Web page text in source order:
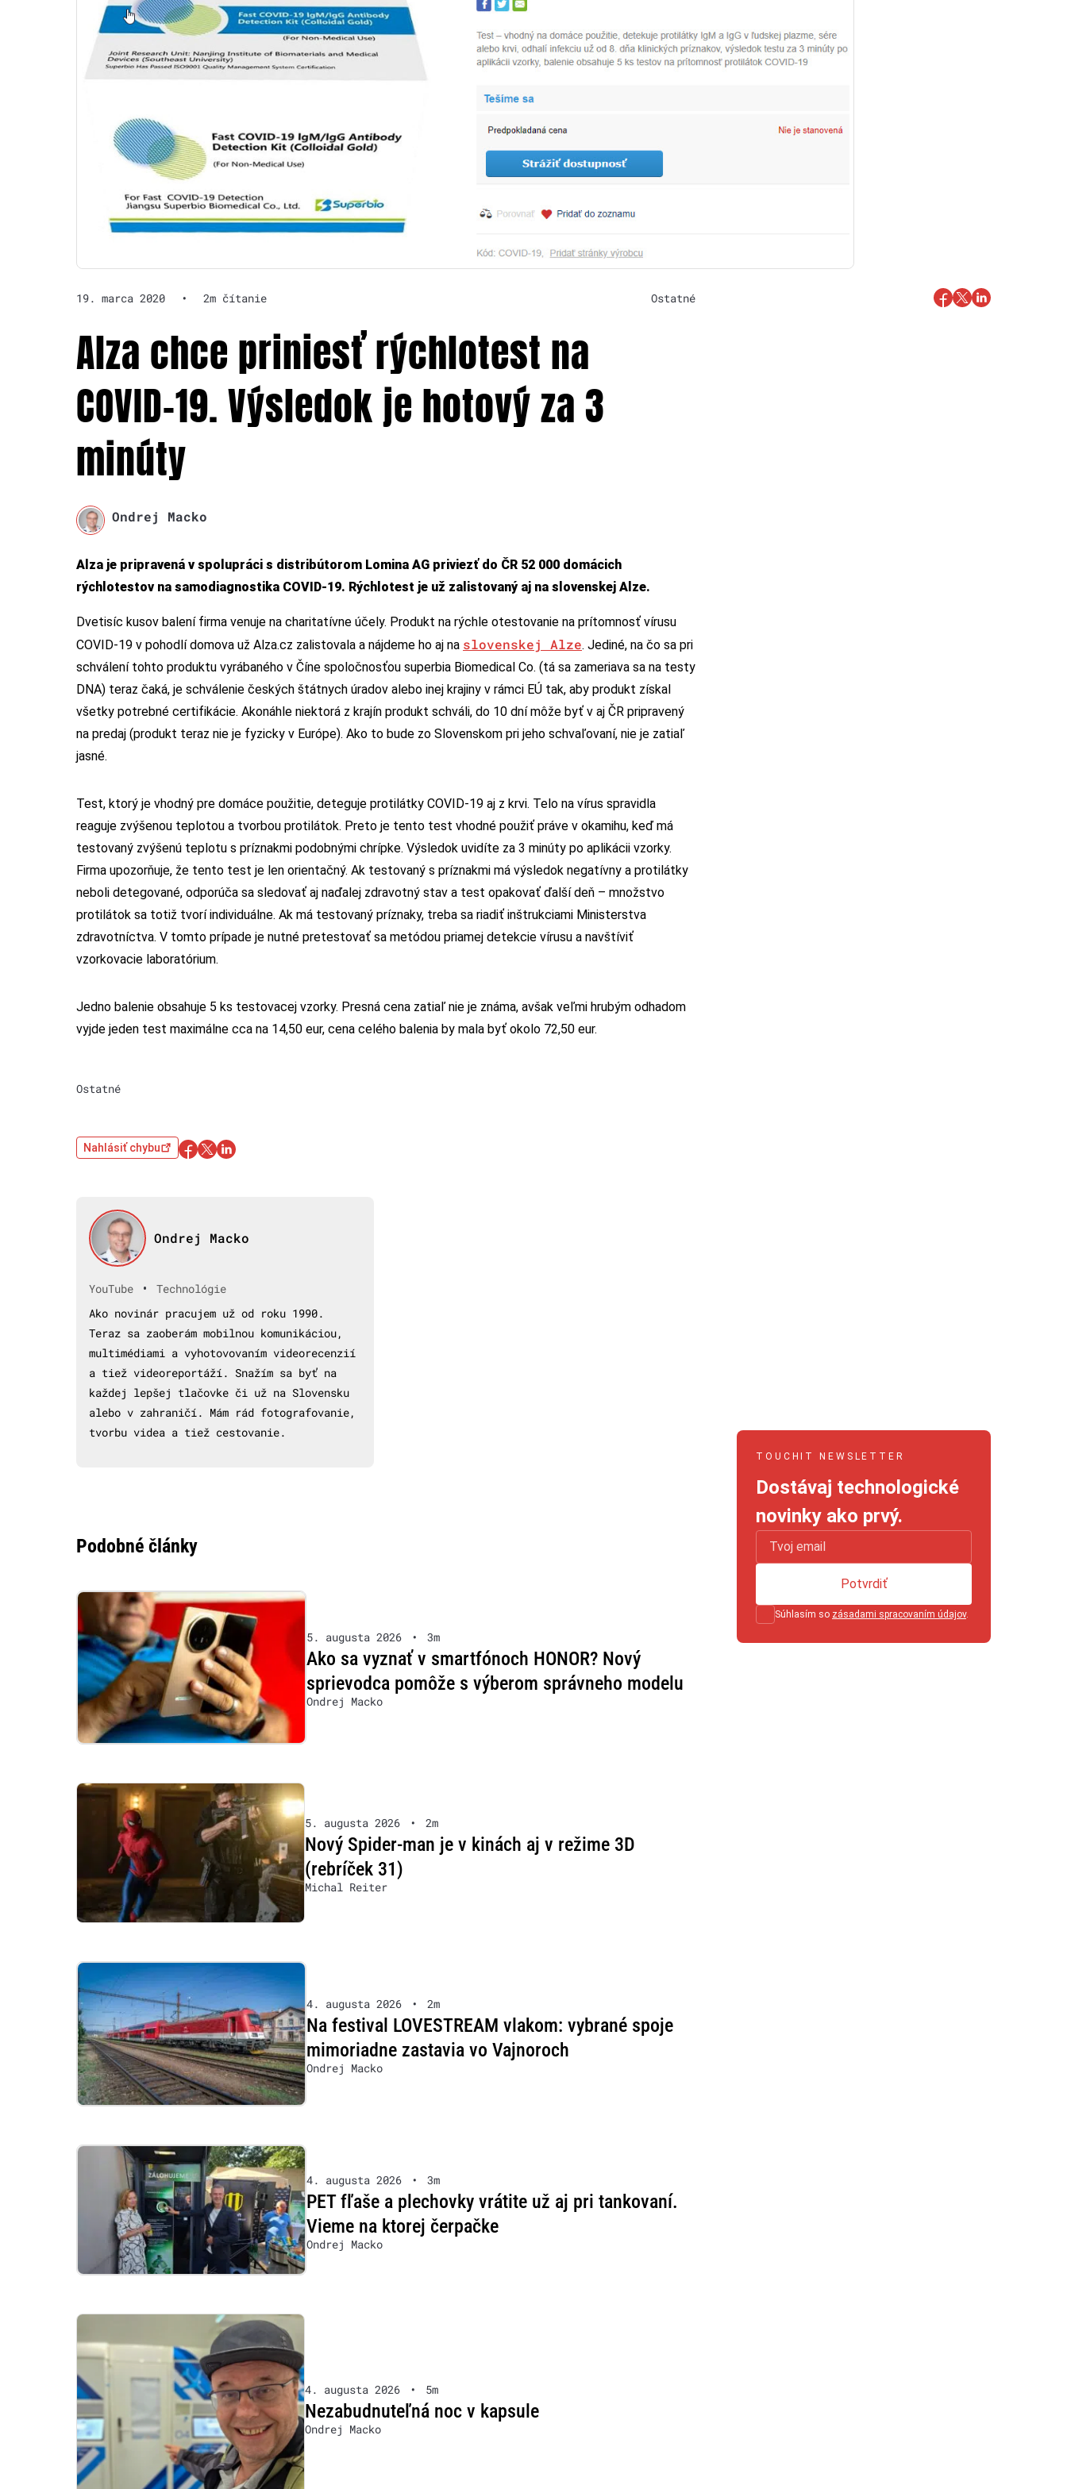
19. marca 2020 • 2m čítanie Ostatné
Alza chce priniesť rýchlotest na
COVID-19. Výsledok je hotový za 3
minúty
Ondrej Macko
Alza je pripravená v spolupráci s distribútorom Lomina AG priviezť do ČR 52 000 domácich
rýchlotestov na samodiagnostika COVID-19. Rýchlotest je už zalistovaný aj na slovenskej Alze.
Dvetisíc kusov balení firma venuje na charitatívne účely. Produkt na rýchle otestovanie na prítomnosť vírusu
COVID-19 v pohodlí domova už Alza.cz zalistovala a nájdeme ho aj na slovenskej Alze. Jediné, na čo sa pri
schválení tohto produktu vyrábaného v Číne spoločnosťou superbia Biomedical Co. (tá sa zameriava sa na testy
DNA) teraz čaká, je schválenie českých štátnych úradov alebo inej krajiny v rámci EÚ tak, aby produkt získal
všetky potrebné certifikácie. Akonáhle niektorá z krajín produkt schváli, do 10 dní môže byť v aj ČR pripravený
na predaj (produkt teraz nie je fyzicky v Európe). Ako to bude zo Slovenskom pri jeho schvaľovaní, nie je zatiaľ
jasné.
Test, ktorý je vhodný pre domáce použitie, deteguje protilátky COVID-19 aj z krvi. Telo na vírus spravidla
reaguje zvýšenou teplotou a tvorbou protilátok. Preto je tento test vhodné použiť práve v okamihu, keď má
testovaný zvýšenú teplotu s príznakmi podobnými chrípke. Výsledok uvidíte za 3 minúty po aplikácii vzorky.
Firma upozorňuje, že tento test je len orientačný. Ak testovaný s príznakmi má výsledok negatívny a protilátky
neboli detegované, odporúča sa sledovať aj naďalej zdravotný stav a test opakovať ďalší deň – množstvo
protilátok sa totiž tvorí individuálne. Ak má testovaný príznaky, treba sa riadiť inštrukciami Ministerstva
zdravotníctva. V tomto prípade je nutné pretestovať sa metódou priamej detekcie vírusu a navštíviť
vzorkovacie laboratórium.
Jedno balenie obsahuje 5 ks testovacej vzorky. Presná cena zatiaľ nie je známa, avšak veľmi hrubým odhadom
vyjde jeden test maximálne cca na 14,50 eur, cena celého balenia by mala byť okolo 72,50 eur.
Ostatné
Nahlásiť chybu
Ondrej Macko
YouTube •
Technológie
Ako novinár pracujem už od roku 1990.
Teraz sa zaoberám mobilnou komunikáciou,
multimédiami a vyhotovovaním videorecenzií
a tiež videoreportáží. Snažím sa byť na
každej lepšej tlačovke či už na Slovensku
alebo v zahraničí. Mám rád fotografovanie,
tvorbu videa a tiež cestovanie.
Podobné články
5. augusta 2026 • 3m
Ako sa vyznať v smartfónoch HONOR? Nový
sprievodca pomôže s výberom správneho modelu
Ondrej Macko
5. augusta 2026 • 2m
Nový Spider-man je v kinách aj v režime 3D
(rebríček 31)
Michal Reiter
4. augusta 2026 • 2m
Na festival LOVESTREAM vlakom: vybrané spoje
mimoriadne zastavia vo Vajnoroch
Ondrej Macko
4. augusta 2026 • 3m
PET fľaše a plechovky vrátite už aj pri tankovaní.
Vieme na ktorej čerpačke
Ondrej Macko
4. augusta 2026 • 5m
Nezabudnuteľná noc v kapsule
Ondrej Macko
TOUCHIT NEWSLETTER
Dostávaj technologické
novinky ako prvý.
Súhlasím so zásadami spracovaním údajov.
Potvrdiť